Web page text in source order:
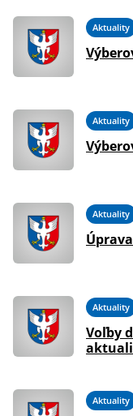
Aktuality
Aktuality
Aktuality
Aktuality
Voľby
Aktuality